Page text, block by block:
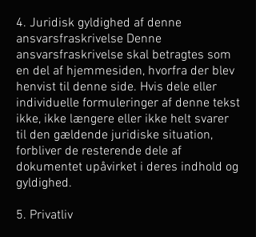
4. Juridisk gyldighed af denne
ansvarsfraskrivelse Denne
ansvarsfraskrivelse skal betragtes som
en del af hjemmesiden, hvorfra der blev
henvist til denne side. Hvis dele eller
individuelle formuleringer af denne tekst
ikke, ikke længere eller ikke helt svarer
til den gældende juridiske situation,
forbliver de resterende dele af
dokumentet upåvirket i deres indhold og
gyldighed.
5. Privatliv